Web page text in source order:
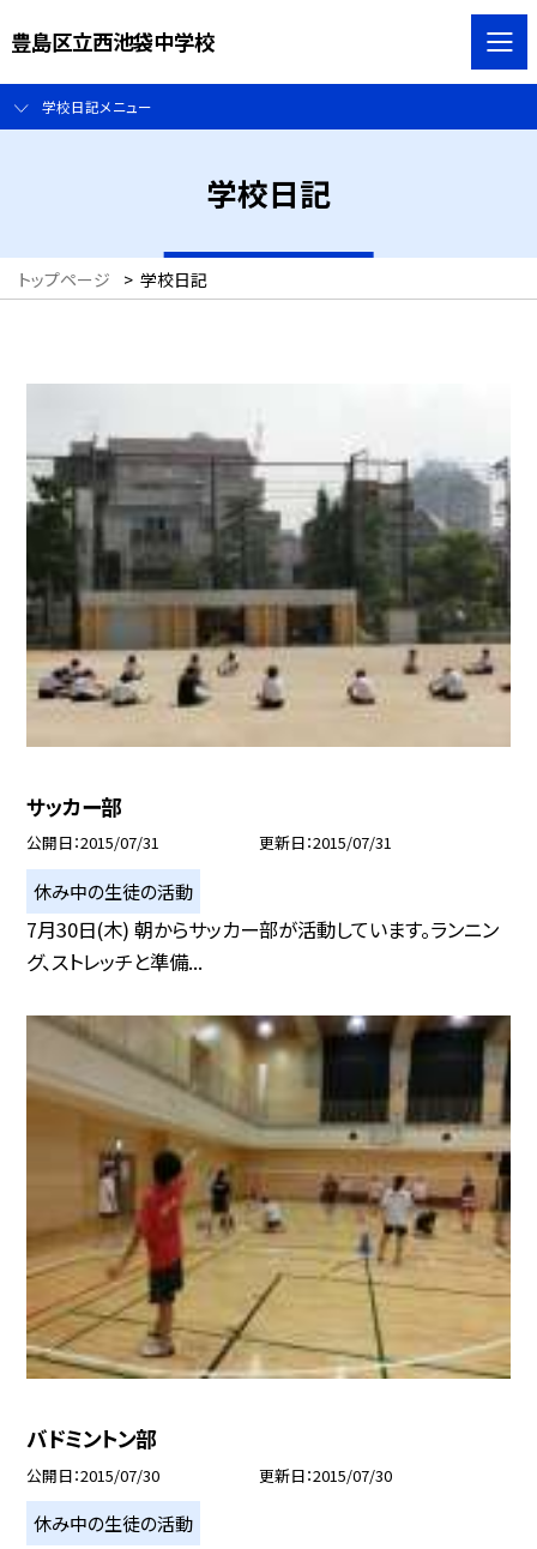
豊島区立西池袋中学校
学校日記メニュー
学校日記
トップページ > 学校日記
サッカー部
公開日 2015/07/31 更新日 2015/07/31
休み中の生徒の活動
7月30日(木) 朝からサッカー部が活動しています。ランニン
グ、ストレッチと準備...
バドミントン部
公開日 2015/07/30 更新日 2015/07/30
休み中の生徒の活動